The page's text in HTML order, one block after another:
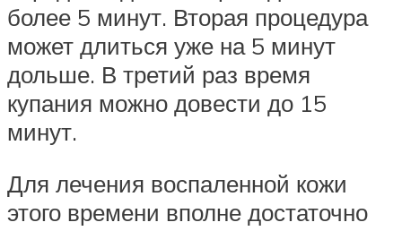
более 5 минут. Вторая процедура
может длиться уже на 5 минут
дольше. В третий раз время
купания можно довести до 15
минут.
Для лечения воспаленной кожи
этого времени вполне достаточно